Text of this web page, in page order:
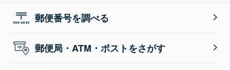
郵便番号を調べる
郵便局・ATM・ポストをさがす